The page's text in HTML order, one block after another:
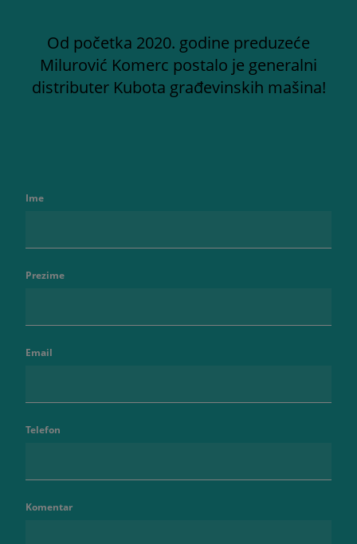
Od početka 2020. godine preduzeće
Milurović Komerc postalo je generalni
distributer Kubota građevinskih mašina!
Ime
Prezime
Email
Telefon
Komentar